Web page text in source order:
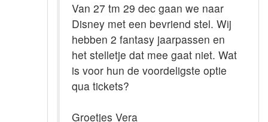
Van 27 tm 29 dec gaan we naar
Disney met een bevriend stel. Wij
hebben 2 fantasy jaarpassen en
het stelletje dat mee gaat niet. Wat
is voor hun de voordeligste optie
qua tickets?
Groetjes Vera